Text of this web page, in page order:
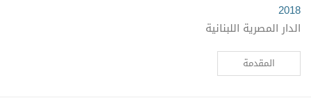
2018
الدار المصرية اللبنانية
المقدمة